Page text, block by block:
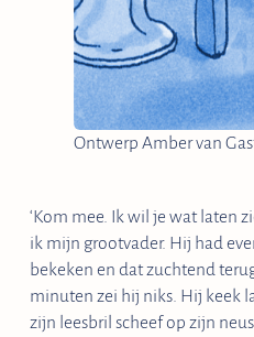
Ontwerp Amber van
‘Kom mee. Ik wil je wat laten
ik mijn grootvader. Hij had
bekeken en dat zuchtend
minuten zei hij niks. Hij keek
zijn leesbril scheef op zijn